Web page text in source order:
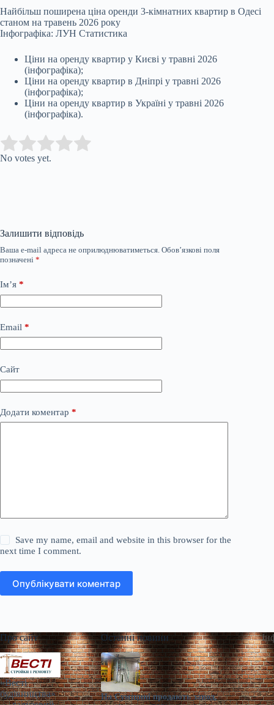
Найбільш поширена ціна оренди 3-кімнатних квартир в Одесі
станом на травень 2026 року
Інфографіка: ЛУН Статистика
Ціни на оренду квартир у Києві у травні 2026
(інфографіка);
Ціни на оренду квартир в Дніпрі у травні 2026
(інфографіка);
Ціни на оренду квартир в Україні у травні 2026
(інфографіка).
Rate this item:
No votes yet.
Залишити відповідь
Ваша e-mail адреса не оприлюднюватиметься. Обов’язкові поля
позначені *
Ім’я *
Email *
Сайт
Додати коментар *
Save my name, email and website in this browser for the
next time I comment.
Опублікувати коментар
Про сайт
«Весті
будівництва»
Останні новини
На Сумщині продають завод,